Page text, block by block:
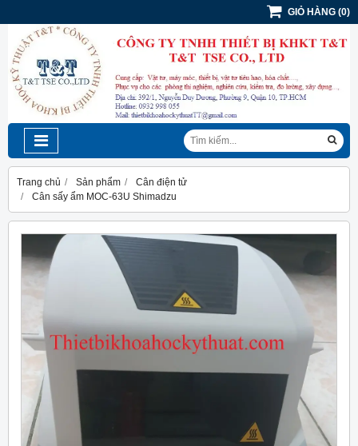
GIỎ HÀNG (0)
Trang chủ Sản phẩm
Cân điện tử
Cân sấy ẩm MOC-63U Shimadzu